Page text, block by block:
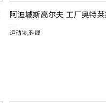
阿迪墄斯高尔夫 工厂奥特
运动装,鞋履